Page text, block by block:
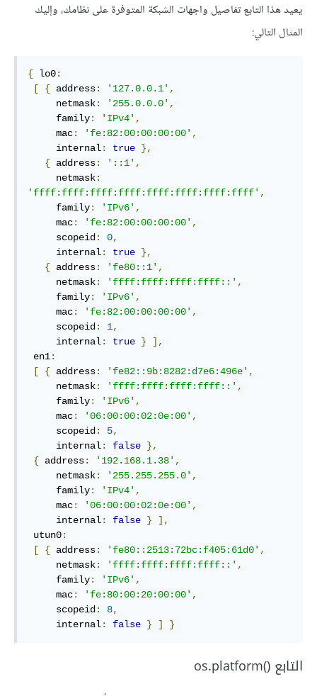
يعيد هذا التابع تفاصيل واجهات الشبكة المتوفرة على نظامك، وإليك
المثال التالي:
{ lo0:
[
{ address: '127.0.0.1' ,
     netmask
: '255.0.0.0' ,
     family
: 'IPv4' ,
     mac
: 'fe:82:00:00:00:00' ,
     internal
: true },
{ address: '::1' ,
     netmask
:
'ffff:ffff:ffff:ffff:ffff:ffff:ffff:ffff' ,
     family
: 'IPv6' ,
     mac
: 'fe:82:00:00:00:00' ,
     scopeid
: 0,
     internal
: true },
{ address: 'fe80::1' ,
     netmask
: 'ffff:ffff:ffff:ffff::' ,
     family
: 'IPv6' ,
     mac
: 'fe:82:00:00:00:00' ,
     scopeid
: 1,
     internal
: true }
],
en1:
[
{ address: 'fe82::9b:8282:d7e6:496e' ,
     netmask
: 'ffff:ffff:ffff:ffff::' ,
     family
: 'IPv6' ,
     mac
: '06:00:00:02:0e:00' ,
     scopeid
: 5,
     internal
: false },
{ address: '192.168.1.38' ,
     netmask
: '255.255.255.0' ,
     family
: 'IPv4' ,
     mac
: '06:00:00:02:0e:00' ,
     internal
: false }
],
utun0:
[
{ address: 'fe80::2513:72bc:f405:61d0' ,
     netmask
: 'ffff:ffff:ffff:ffff::' ,
     family
: 'IPv6' ,
     mac
: 'fe:80:00:20:00:00' ,
     scopeid
: 8,
     internal
: false } ] }
التابع os.platform()‎